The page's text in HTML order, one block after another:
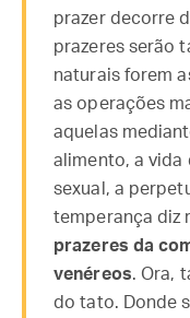
prazer decorre
prazeres serão
naturais forem
as operações
aquelas
alimento, a vida
sexual, a
temperança diz
prazeres da
venéreos. Ora,
do tato. Donde